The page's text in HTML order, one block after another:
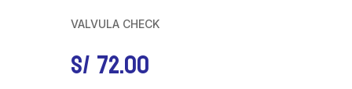
VALVULA CHECK
S/72.00